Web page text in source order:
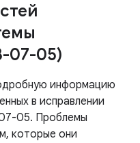
07-05)
информацию
в исправлении
05. Проблемы
которые они